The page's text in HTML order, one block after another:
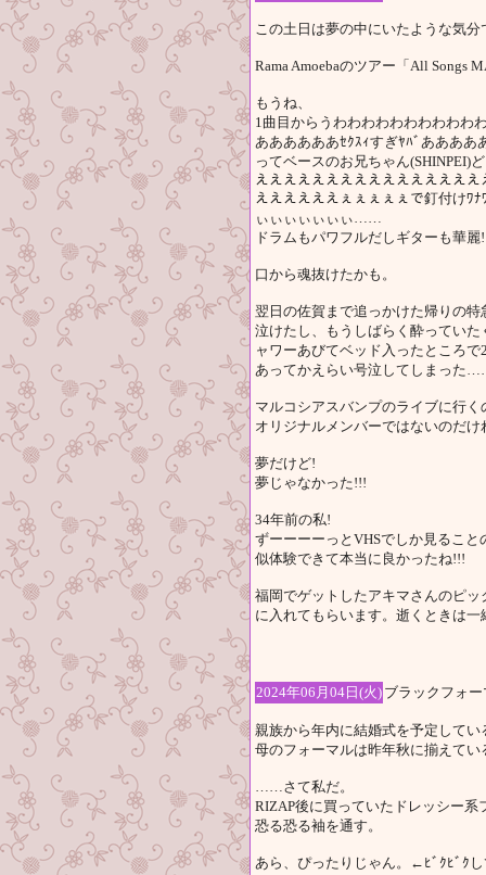
この土日は夢の中にいたような気
Rama Amoebaのツアー「All Songs
もうね、
1曲目からうわわわわわわわわわわ
ああああああｾｸｽｨすぎﾔﾊﾞあああ
ってベースのお兄ちゃん(SHINPEI)
えええええええええええええええ
ええええええぇぇぇぇぇで釘付けﾜ
ぃぃぃぃぃぃぃ……
ドラムもパワフルだしギターも華麗!
口から魂抜けたかも。
翌日の佐賀まで追っかけた帰りの
泣けたし、もうしばらく酔ってい
ャワーあびてベッド入ったところ
あってかえらい号泣してしまった
マルコシアスバンプのライブに行
オリジナルメンバーではないのだけ
夢だけど!
夢じゃなかった!!!
34年前の私!
ずーーーーっとVHSでしか見ること
似体験できて本当に良かったね!!!
福岡でゲットしたアキマさんのピ
に入れてもらいます。逝くときは一
2024年06月04日(火) ブラックフォ
親族から年内に結婚式を予定して
母のフォーマルは昨年秋に揃えて
……さて私だ。
RIZAP後に買っていたドレッシー
恐る恐る袖を通す。
あら、ぴったりじゃん。←ﾋﾞｸﾋﾞｸ